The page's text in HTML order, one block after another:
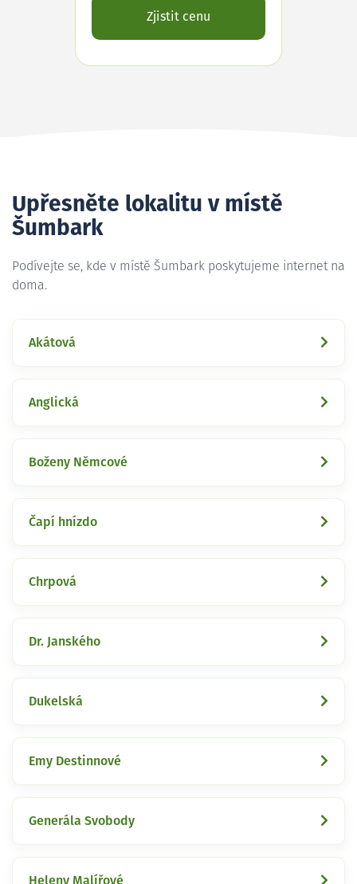
Zjistit cenu
Upřesněte lokalitu v místě
Šumbark
Podívejte se, kde v místě Šumbark poskytujeme internet na
doma.
Akátová
Anglická
Boženy Němcové
Čapí hnízdo
Chrpová
Dr. Janského
Dukelská
Emy Destinnové
Generála Svobody
Heleny Malířové